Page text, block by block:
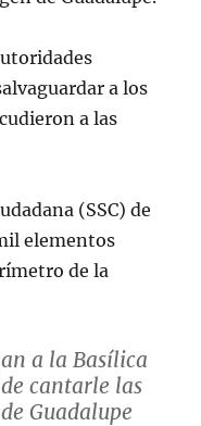
a los
a las
(SSC) de
elementos
de la
a la Basílica
cantarle las
Guadalupe